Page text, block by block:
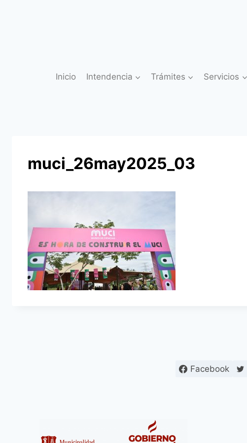
Inicio Intendencia Trámites Servicios
muci_26may2025_03
Facebook